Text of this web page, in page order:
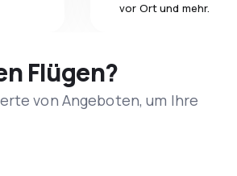
vor Ort und mehr.
Flügen?
von Angeboten, um Ihre